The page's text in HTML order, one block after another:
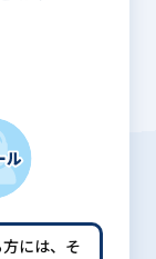
には、 そ